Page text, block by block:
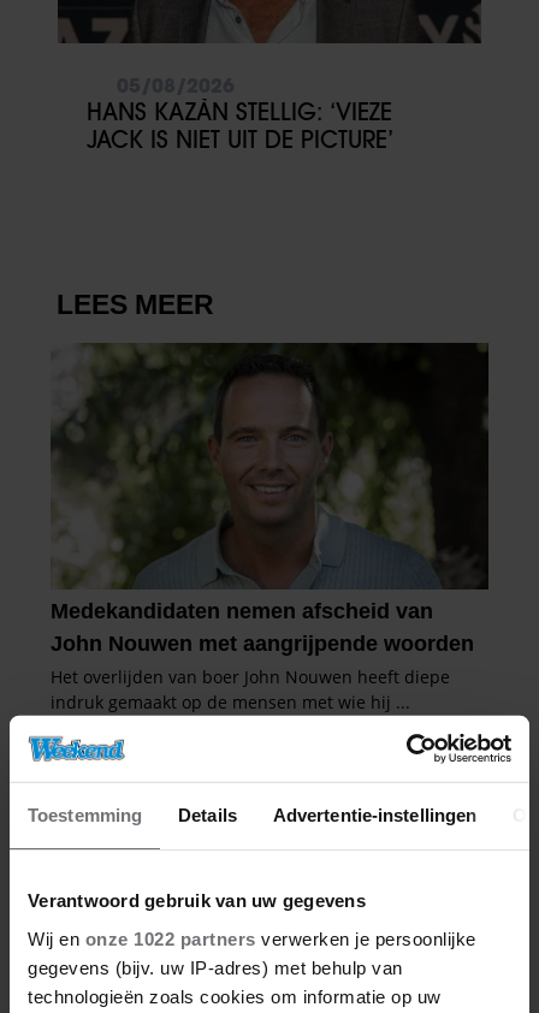
Toestemming Details Advertentie-instellingen
Verantwoord gebruik van uw gegevens
Wij en onze 1022 partners verwerken je persoonlijke
gegevens (bijv. uw IP-adres) met behulp van
technologieën zoals cookies om informatie op uw
HANS KAZÀN STELLIG: ‘VIEZE
JACK IS NIET UIT DE PICTURE’